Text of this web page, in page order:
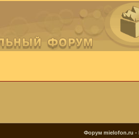
Форум mielofon.ru -